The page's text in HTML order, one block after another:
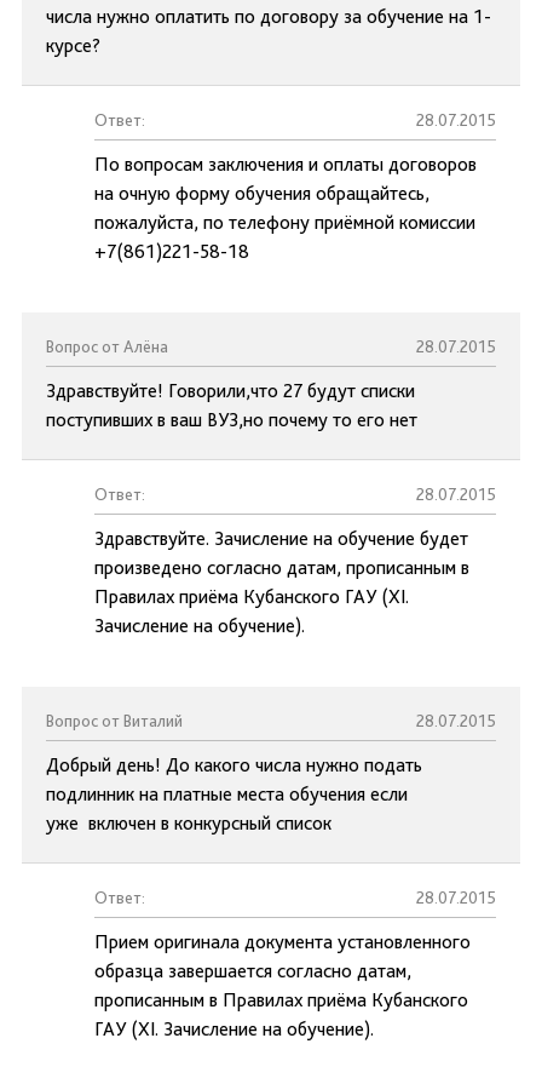
числа нужно оплатить по договору за обучение на 1-
курсе?
Ответ: 28.07.2015
По вопросам заключения и оплаты договоров
на очную форму обучения обращайтесь,
пожалуйста, по телефону приёмной комиссии
+7(861)221-58-18
Вопрос от Алёна 28.07.2015
Здравствуйте! Говорили,что 27 будут списки
поступивших в ваш ВУЗ,но почему то его нет
Ответ: 28.07.2015
Здравствуйте. Зачисление на обучение будет
произведено согласно датам, прописанным в
Правилах приёма Кубанского ГАУ (XI.
Зачисление на обучение).
Вопрос от Виталий 28.07.2015
Добрый день! До какого числа нужно подать
подлинник на платные места обучения если
уже включен в конкурсный список
Ответ: 28.07.2015
Прием оригинала документа установленного
образца завершается согласно датам,
прописанным в Правилах приёма Кубанского
ГАУ (XI. Зачисление на обучение).